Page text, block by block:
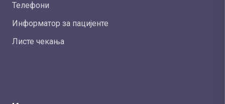
Телефони
Информатор за пацијенте
Листе чекања